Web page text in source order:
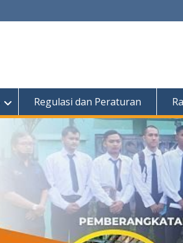
Regulasi dan Peraturan